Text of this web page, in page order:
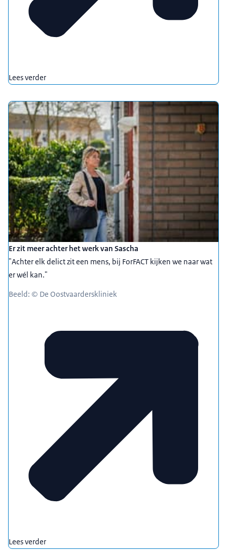
Lees verder
Er zit meer achter het werk van Sascha
"Achter elk delict zit een mens, bij ForFACT kijken we naar wat
er wél kan."
Beeld: © De Oostvaarderskliniek
Lees verder